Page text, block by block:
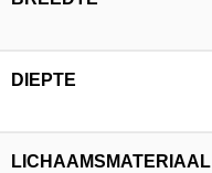
DIEPTE
LICHAAMSMATERIAAL